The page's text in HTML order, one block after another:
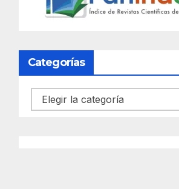
Categorías
Categorías